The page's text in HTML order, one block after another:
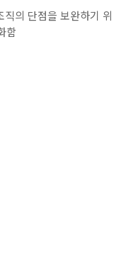
의 단점을 보완하기 위
함